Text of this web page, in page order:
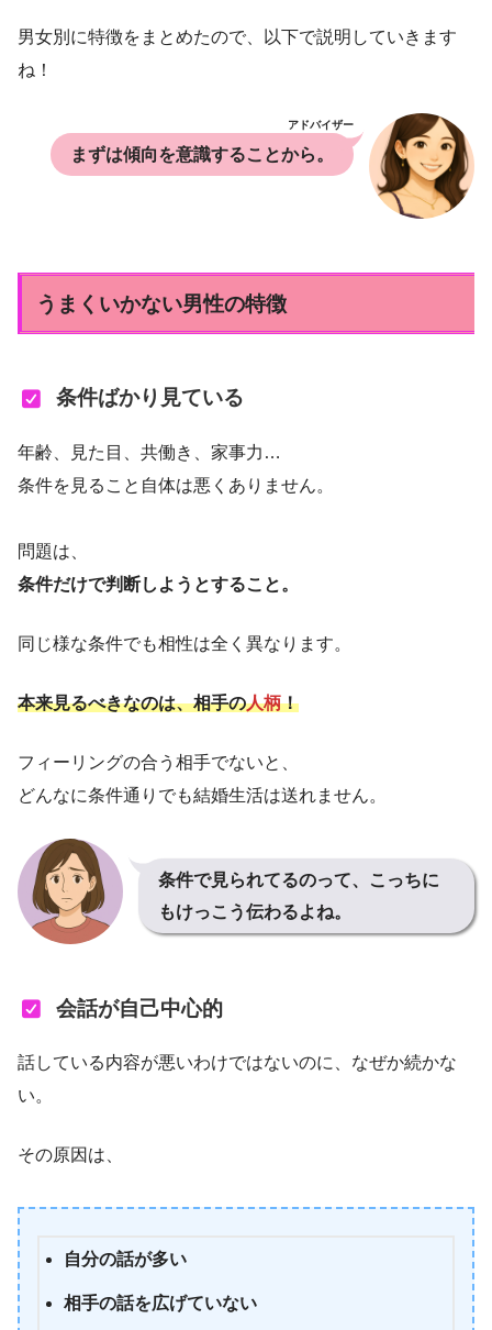
男女別に特徴をまとめたので、以下で説明していきます
ね！
アドバイザー
まずは傾向を意識することから。
うまくいかない男性の特徴
条件ばかり見ている
年齢、見た目、共働き、家事力…
条件を見ること自体は悪くありません。
問題は、
条件だけで判断しようとすること。
同じ様な条件でも相性は全く異なります。
本来見るべきなのは、相手の人柄！
フィーリングの合う相手でないと、
どんなに条件通りでも結婚生活は送れません。
条件で見られてるのって、こっちに
もけっこう伝わるよね。
会話が自己中心的
話している内容が悪いわけではないのに、なぜか続かな
い。
その原因は、
自分の話が多い
相手の話を広げていない